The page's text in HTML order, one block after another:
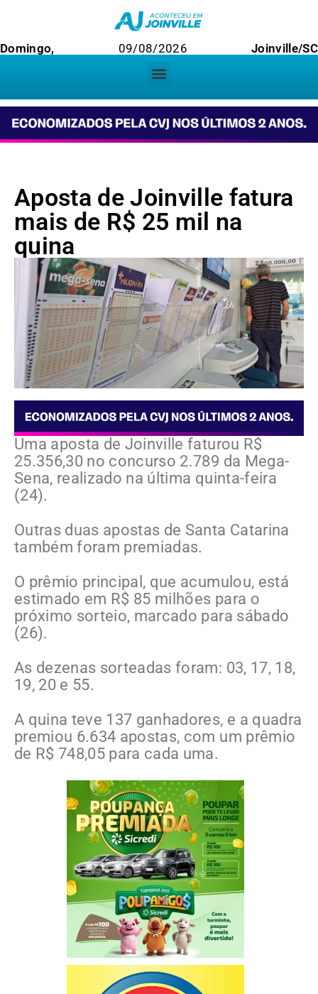
Domingo, 09/08/2026 Joinville/SC
Aposta de Joinville fatura
mais de R$ 25 mil na
quina
Uma aposta de Joinville faturou R$
25.356,30 no concurso 2.789 da Mega-
Sena, realizado na última quinta-feira
(24).
Outras duas apostas de Santa Catarina
também foram premiadas.
O prêmio principal, que acumulou, está
estimado em R$ 85 milhões para o
próximo sorteio, marcado para sábado
(26).
As dezenas sorteadas foram: 03, 17, 18,
19, 20 e 55.
A quina teve 137 ganhadores, e a quadra
premiou 6.634 apostas, com um prêmio
de R$ 748,05 para cada uma.